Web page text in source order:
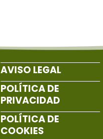
AVISO LEGAL
POLÍTICA DE
PRIVACIDAD
POLÍTICA DE
COOKIES